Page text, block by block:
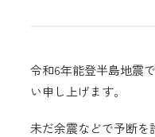
令和6年能登半島地震
い申し上げます。
未だ余震などで予断